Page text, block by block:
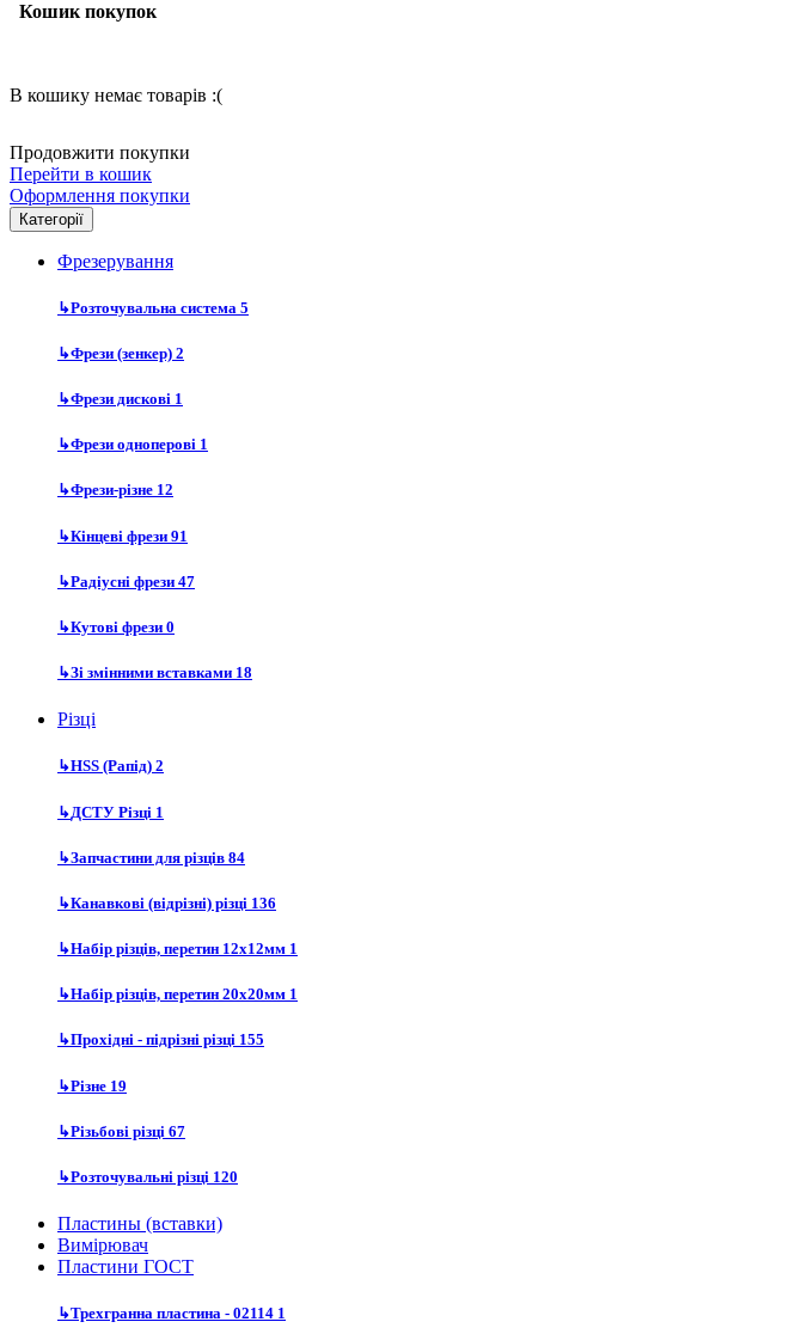
Кошик покупок
В кошику немає товарів :(
Продовжити покупки
Перейти в кошик
Оформлення покупки
Категорії
Фрезерування
↳Розточувальна система 5
↳Фрези (зенкер) 2
↳Фрези дискові 1
↳Фрези одноперові 1
↳Фрези-різне 12
↳Кінцеві фрези 91
↳Радіусні фрези 47
↳Кутові фрези 0
↳Зі змінними вставками 18
Різці
↳HSS (Рапід) 2
↳ДСТУ Різці 1
↳Запчастини для різців 84
↳Канавкові (відрізні) різці 136
↳Набір різців, перетин 12х12мм 1
↳Набір різців, перетин 20х20мм 1
↳Прохідні - підрізні різці 155
↳Різне 19
↳Різьбові різці 67
↳Розточувальні різці 120
Пластины (вставки)
Вимірювач
Пластини ГОСТ
↳Трехгранна пластина - 02114 1